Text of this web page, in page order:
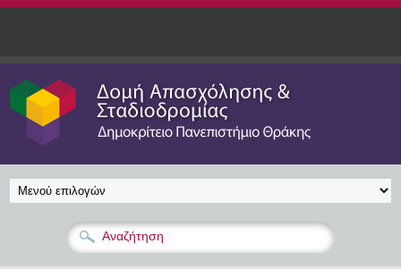
Παράκαμψη προς το κυρίως περιεχόμενο